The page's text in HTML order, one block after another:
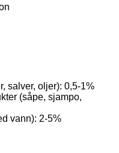
salver, oljer): 0,5-1%
(såpe, sjampo,
vann): 2-5%